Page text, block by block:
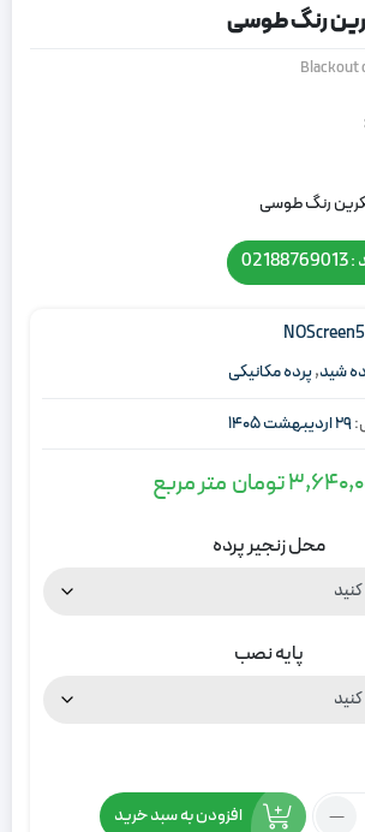
رنگ طوسی
Blackout
رنگ طوسی
NOScreen5
شید,پرده مکانیکی
29 اردیبهشت 1405
تومان متر مربع
محل زنجیر پرده
پایه نصب
افزودن به سبد خرید